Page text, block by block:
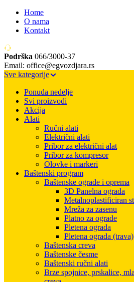
Home
O nama
Kontakt
Podrška 066/3000-37
Email: office@egvozdjara.rs
Sve kategorije
Ponuda nedelje
Svi proizvodi
Akcija
Alati
Ručni alati
Električni alati
Pribor za električni alat
Pribor za kompresor
Olovke i markeri
Baštenski program
Baštenske ograde i oprema
3D Panelna ograda
Metalnoplastificiran
Mreža za zasenu
Platno za ograde
Pletena ograda
Pletena ograda (trava)
Baštenska creva
Baštenske česme
Baštenski ručni alati
Brze spojnice, prskalice,